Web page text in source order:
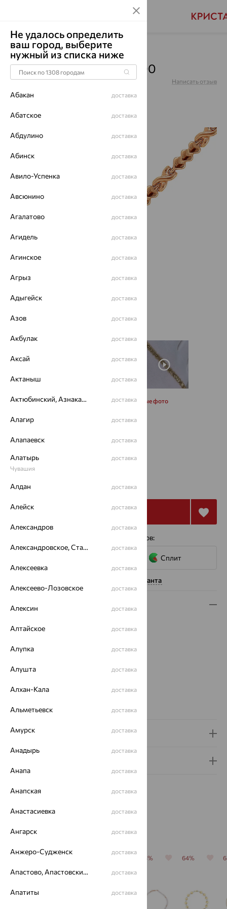
Главная Каталог Браслеты декоративные
Браслет, золото, БР22-00
Артикул:БР22-00 Написать отзыв
Запросить дополнительные фото
от 47 986 133 295
Купить
с помощью сервисов:
Сплит
Нужна помощь консультанта
Описание
Вид изделия:
Металл:
Проба:585
Виды дизайна браслетов:
Глидерные
Вес металла:
Доставка и оплата
Похожие изделия
64% 64% 64%
Не удалось определить
ваш город, выберите
нужный из списка ниже
Абакан доставка
Абатское доставка
Абдулино доставка
Абинск доставка
Авило-Успенка доставка
Авсюнино доставка
Агалатово доставка
Агидель доставка
Агинское доставка
Агрыз доставка
Адыгейск доставка
Азов доставка
Акбулак доставка
Аксай доставка
Актаныш доставка
Актюбинский, Азнакаевский район доставка
Алагир доставка
Алапаевск доставка
Алатырь
Чувашия
доставка
Алдан доставка
Алейск доставка
Александров доставка
Александровское, Ставропольский край доставка
Алексеевка доставка
Алексеево-Лозовское доставка
Алексин доставка
Алтайское доставка
Алупка доставка
Алушта доставка
Алхан-Кала доставка
Альметьевск доставка
Амурск доставка
Анадырь доставка
Анапа доставка
Анапская доставка
Анастасиевка доставка
Ангарск доставка
Анжеро-Судженск доставка
Апастово, Апастовский район доставка
Апатиты доставка